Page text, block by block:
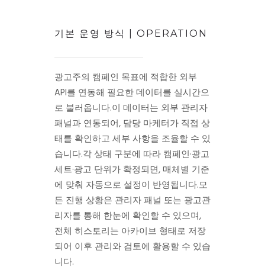
기본 운영 방식 | OPERATION
광고주의 캠페인 목표에 적합한 외부
API를 연동해 필요한 데이터를 실시간으
로 불러옵니다.이 데이터는 외부 관리자
패널과 연동되어, 담당 마케터가 직접 상
태를 확인하고 세부 사항을 조율할 수 있
습니다.각 상태 구분에 따라 캠페인·광고
세트·광고 단위가 확정되면, 매체별 기준
에 맞춰 자동으로 설정이 반영됩니다.모
든 진행 상황은 관리자 패널 또는 광고관
리자를 통해 한눈에 확인할 수 있으며,
전체 히스토리는 아카이브 형태로 저장
되어 이후 관리와 검토에 활용할 수 있습
니다.